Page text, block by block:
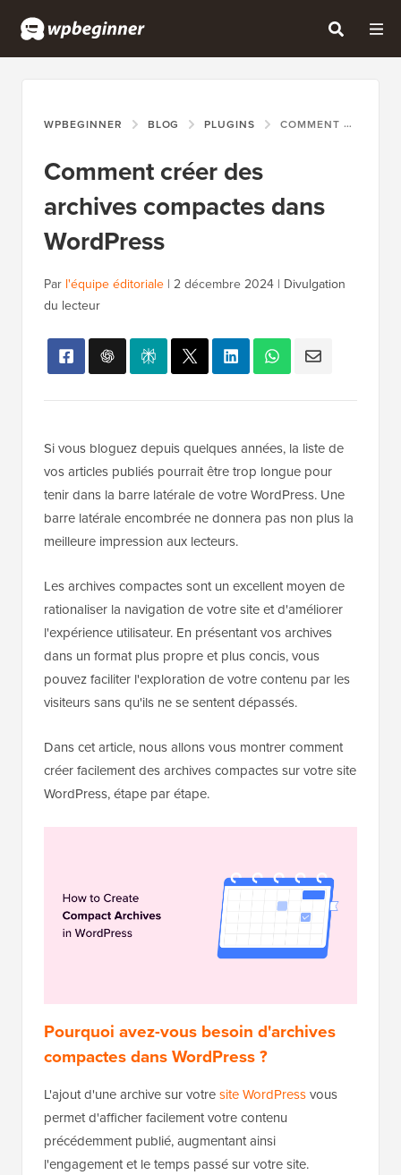
WPBEGINNER BLOG PLUGINS COMMENT CRÉER DES ARCHIVES COMPACTES DANS WORDPRESS
Comment créer des
archives compactes dans
WordPress
Par l'équipe éditoriale | 2 décembre 2024 | Divulgation
du lecteur
Si vous bloguez depuis quelques années, la liste de
vos articles publiés pourrait être trop longue pour
tenir dans la barre latérale de votre WordPress. Une
barre latérale encombrée ne donnera pas non plus la
meilleure impression aux lecteurs.
Les archives compactes sont un excellent moyen de
rationaliser la navigation de votre site et d'améliorer
l'expérience utilisateur. En présentant vos archives
dans un format plus propre et plus concis, vous
pouvez faciliter l'exploration de votre contenu par les
visiteurs sans qu'ils ne se sentent dépassés.
Dans cet article, nous allons vous montrer comment
créer facilement des archives compactes sur votre site
WordPress, étape par étape.
Pourquoi avez-vous besoin d'archives
compactes dans WordPress ?
L'ajout d'une archive sur votresite WordPressvous
permet d'afficher facilement votre contenu
précédemment publié, augmentant ainsi
l'engagement et le temps passé sur votre site.